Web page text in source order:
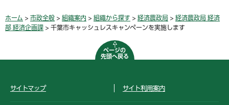
ホーム > 市政全般 > 組織案内 > 組織から探す > 経済農政局 > 経済農政局 経済
部 経済企画課 > 千葉市キャッシュレスキャンペーンを実施します
ページの
先頭へ戻る
サイトマップ サイト利用案内